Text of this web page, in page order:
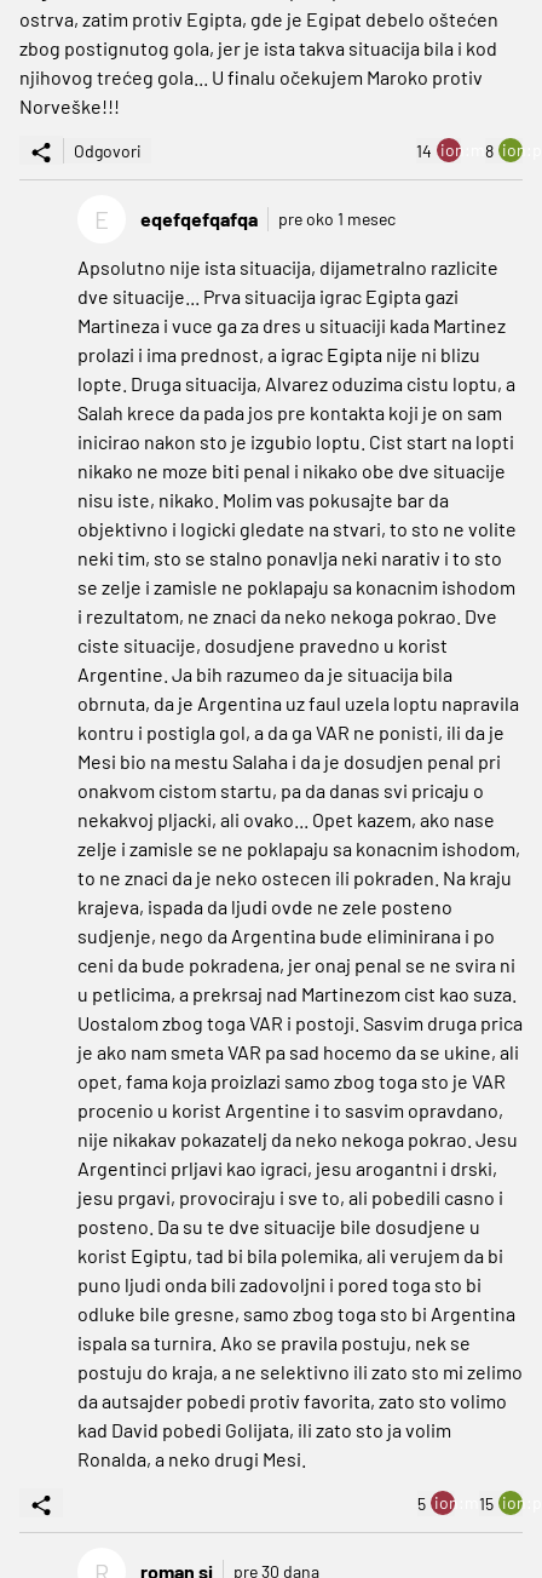
ostrva, zatim protiv Egipta, gde je Egipat debelo oštećen
zbog postignutog gola, jer je ista takva situacija bila i kod
njihovog trećeg gola... U finalu očekujem Maroko protiv
Norveške!!!
Odgovori 14 ion:minus
8
E eqefqefqafqa pre oko 1 mesec
Apsolutno nije ista situacija, dijametralno razlicite
dve situacije... Prva situacija igrac Egipta gazi
Martineza i vuce ga za dres u situaciji kada Martinez
prolazi i ima prednost, a igrac Egipta nije ni blizu
lopte. Druga situacija, Alvarez oduzima cistu loptu, a
Salah krece da pada jos pre kontakta koji je on sam
inicirao nakon sto je izgubio loptu. Cist start na lopti
nikako ne moze biti penal i nikako obe dve situacije
nisu iste, nikako. Molim vas pokusajte bar da
objektivno i logicki gledate na stvari, to sto ne volite
neki tim, sto se stalno ponavlja neki narativ i to sto
se zelje i zamisle ne poklapaju sa konacnim ishodom
i rezultatom, ne znaci da neko nekoga pokrao. Dve
ciste situacije, dosudjene pravedno u korist
Argentine. Ja bih razumeo da je situacija bila
obrnuta, da je Argentina uz faul uzela loptu napravila
kontru i postigla gol, a da ga VAR ne ponisti, ili da je
Mesi bio na mestu Salaha i da je dosudjen penal pri
onakvom cistom startu, pa da danas svi pricaju o
nekakvoj pljacki, ali ovako... Opet kazem, ako nase
zelje i zamisle se ne poklapaju sa konacnim ishodom,
to ne znaci da je neko ostecen ili pokraden. Na kraju
krajeva, ispada da ljudi ovde ne zele posteno
sudjenje, nego da Argentina bude eliminirana i po
ceni da bude pokradena, jer onaj penal se ne svira ni
u petlicima, a prekrsaj nad Martinezom cist kao suza.
Uostalom zbog toga VAR i postoji. Sasvim druga prica
je ako nam smeta VAR pa sad hocemo da se ukine, ali
opet, fama koja proizlazi samo zbog toga sto je VAR
procenio u korist Argentine i to sasvim opravdano,
nije nikakav pokazatelj da neko nekoga pokrao. Jesu
Argentinci prljavi kao igraci, jesu arogantni i drski,
jesu prgavi, provociraju i sve to, ali pobedili casno i
posteno. Da su te dve situacije bile dosudjene u
korist Egiptu, tad bi bila polemika, ali verujem da bi
puno ljudi onda bili zadovoljni i pored toga sto bi
odluke bile gresne, samo zbog toga sto bi Argentina
ispala sa turnira. Ako se pravila postuju, nek se
postuju do kraja, a ne selektivno ili zato sto mi zelimo
da autsajder pobedi protiv favorita, zato sto volimo
kad David pobedi Golijata, ili zato sto ja volim
Ronalda, a neko drugi Mesi.
5 ion:minus
15
R roman si pre 30 dana